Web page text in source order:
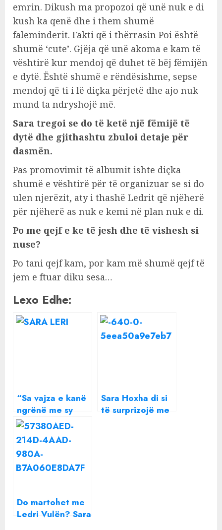
emrin. Dikush ma propozoi që unë nuk e di
kush ka qenë dhe i them shumë
faleminderit. Fakti që i thërrasin Poi është
shumë ‘cute’. Gjëja që unë akoma e kam të
vështirë kur mendoj që duhet të bëj fëmijën
e dytë. Është shumë e rëndësishme, sepse
mendoj që ti i lë diçka përjetë dhe ajo nuk
mund ta ndryshojë më.
Sara tregoi se do të ketë një fëmijë të
dytë dhe gjithashtu zbuloi detaje për
dasmën.
Pas promovimit të albumit ishte diçka
shumë e vështirë për të organizuar se si do
ulen njerëzit, aty i thashë Ledrit që njëherë
për njëherë as nuk e kemi në plan nuk e di.
Po me qejf e ke të jesh dhe të vishesh si
nuse?
Po tani qejf kam, por kam më shumë qejf të
jem e ftuar diku sesa…
Lexo Edhe:
“Sa vajza e kanë
ngrënë me sy
Ledrin?”, Sara
Hoxha jep
përgjigjen epike
Sara Hoxha di si
të surprizojë me
Do martohet me
Ledri Vulën? Sara